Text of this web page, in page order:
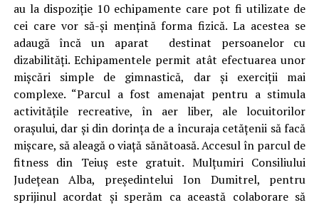
au la dispoziţie 10 echipamente care pot fi utilizate de
cei care vor să-şi menţină forma fizică. La acestea se
adaugă încă un aparat destinat persoanelor cu
dizabilităţi. Echipamentele permit atât efectuarea unor
mişcări simple de gimnastică, dar şi exerciţii mai
complexe. “Parcul a fost amenajat pentru a stimula
activităţile recreative, în aer liber, ale locuitorilor
oraşului, dar şi din dorinţa de a încuraja cetăţenii să facă
mişcare, să aleagă o viaţă sănătoasă. Accesul în parcul de
fitness din Teiuş este gratuit. Mulţumiri Consiliului
Judeţean Alba, preşedintelui Ion Dumitrel, pentru
sprijinul acordat şi sperăm ca această colaborare să